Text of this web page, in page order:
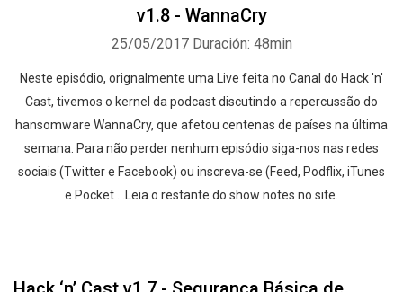
v1.8 - WannaCry
25/05/2017 Duración: 48min
Neste episódio, orignalmente uma Live feita no Canal do Hack 'n'
Cast, tivemos o kernel da podcast discutindo a repercussão do
hansomware WannaCry, que afetou centenas de países na última
semana. Para não perder nenhum episódio siga-nos nas redes
sociais (Twitter e Facebook) ou inscreva-se (Feed, Podflix, iTunes
e Pocket ...Leia o restante do show notes no site.